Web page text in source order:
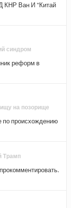
КНР Ван И "Китай
синдром
реформ в
на позорище
по происхождению
Трамп